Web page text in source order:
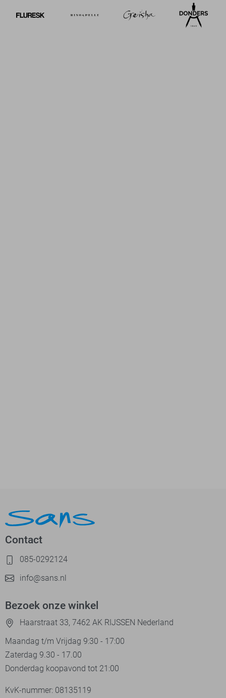
Contact
085-0292124
info@sans.nl
Bezoek onze winkel
Haarstraat 33, 7462 AK RIJSSEN Nederland
Maandag t/m Vrijdag 9:30 - 17:00
Zaterdag 9.30 - 17.00
Donderdag koopavond tot 21:00
KvK-nummer: 08135119